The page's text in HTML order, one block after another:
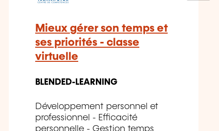
Mieux gérer son temps et
ses priorités - classe
virtuelle
BLENDED-LEARNING
Développement personnel et
professionnel - Efficacité
personnelle - Gestion temps